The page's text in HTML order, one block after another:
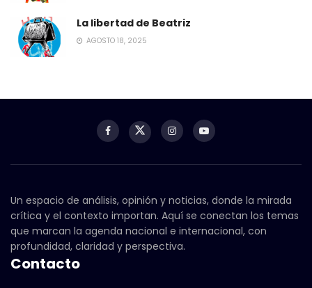
La libertad de Beatriz
AGOSTO 18, 2025
Un espacio de análisis, opinión y noticias, donde la mirada
crítica y el contexto importan. Aquí se conectan los temas
que marcan la agenda nacional e internacional, con
profundidad, claridad y perspectiva.
Contacto